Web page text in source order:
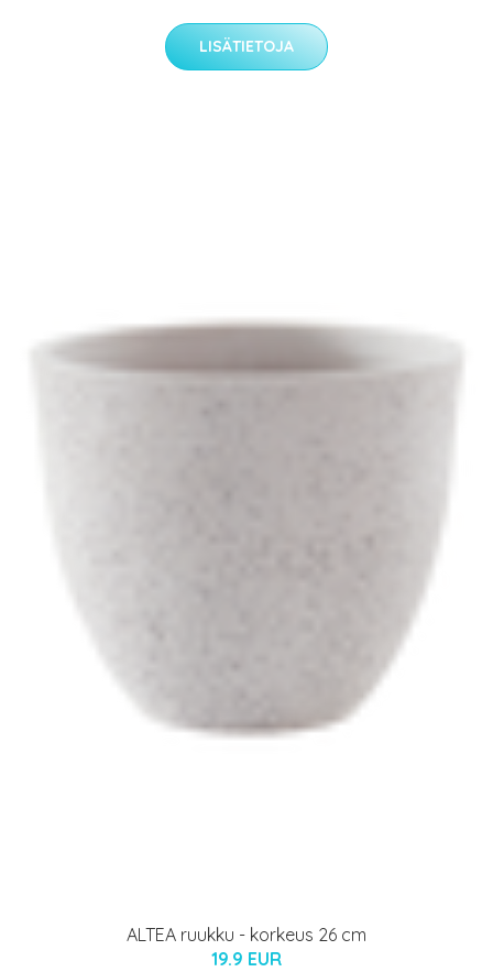
LISÄTIETOJA
ALTEA ruukku - korkeus 26 cm
19.9 EUR